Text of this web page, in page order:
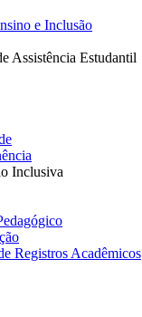
e Inclusão
Assistência Estudantil
Inclusiva
Registros Acadêmicos